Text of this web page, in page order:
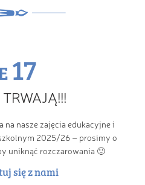
17
na nasze zajęcia edukacyjne i
2025/26 – prosimy o
uniknąć rozczarowania 🙂
się z nami